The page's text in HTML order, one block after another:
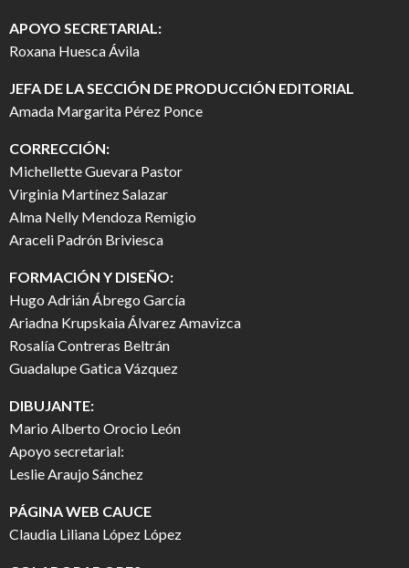
APOYO SECRETARIAL:
Roxana Huesca Ávila
JEFA DE LA SECCIÓN DE PRODUCCIÓN EDITORIAL
Amada Margarita Pérez Ponce
CORRECCIÓN:
Michellette Guevara Pastor
Virginia Martínez Salazar
Alma Nelly Mendoza Remigio
Araceli Padrón Briviesca
FORMACIÓN Y DISEÑO:
Hugo Adrián Ábrego García
Ariadna Krupskaia Álvarez Amavizca
Rosalía Contreras Beltrán
Guadalupe Gatica Vázquez
DIBUJANTE:
Mario Alberto Orocio León
Apoyo secretarial:
Leslie Araujo Sánchez
PÁGINA WEB CAUCE
Claudia Liliana López López